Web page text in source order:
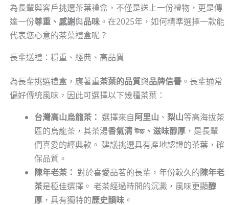
為長輩與客戶挑選茶葉禮盒，不僅是送上一份禮物，更是傳
達一份尊重、感謝與品味。在2025年，如何精準選擇一款能
代表您心意的茶葉禮盒呢？
長輩送禮：穩重、經典、高品質
為長輩挑選禮盒，應著重茶葉的品質與品牌信譽。長輩通常
偏好傳統風味，因此可選擇以下幾種茶葉：
台灣高山烏龍茶： 選擇來自阿里山 、 梨山等高海拔茶
區的烏龍茶，其茶湯香氣清 উচ্চ、滋味醇厚，是長輩
們喜愛的經典款。 建議挑選具有產地認證的茶葉，確
保品質。
陳年老茶： 對於喜愛品茗的長輩，年份較久的陳年老
茶是極佳選擇。 老茶經過時間的沉澱，風味更顯醇
厚，具有獨特的歷史韻味。